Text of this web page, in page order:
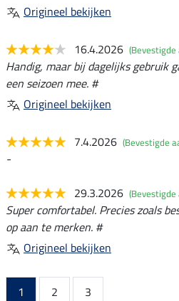
Origineel bekijken
16.4.2026 (Bevestigde
Handig, maar bij dagelijks gebruik
een seizoen mee. #
Origineel bekijken
7.4.2026 (Bevestigde
-
29.3.2026 (Bevestigde
Super comfortabel. Precies zoals
op aan te merken. #
Origineel bekijken
1 2
3